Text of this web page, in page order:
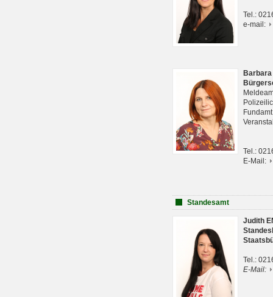
Tel.:
e-mail:
Tel.:
E-Mail:
Standesamt
Judith
Tel.:
E-Mail: